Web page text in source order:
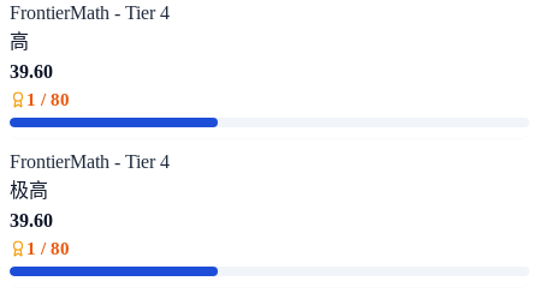
FrontierMath - Tier 4
高
39.60
1 / 80
FrontierMath - Tier 4
极高
39.60
1 / 80